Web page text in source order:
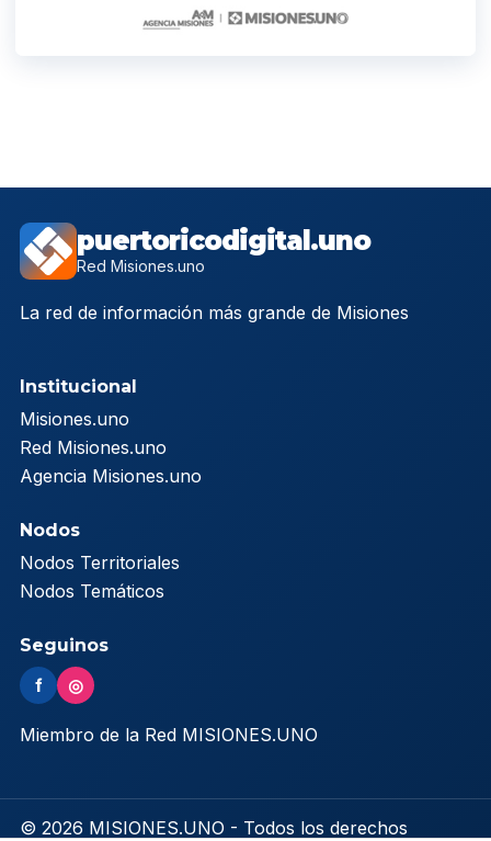
puertoricodigital.uno
Red Misiones.uno
La red de información más grande de Misiones
Institucional
Misiones.uno
Red Misiones.uno
Agencia Misiones.uno
Nodos
Nodos Territoriales
Nodos Temáticos
Seguinos
f ◎
Miembro de la Red MISIONES.UNO
© 2026 MISIONES.UNO - Todos los derechos